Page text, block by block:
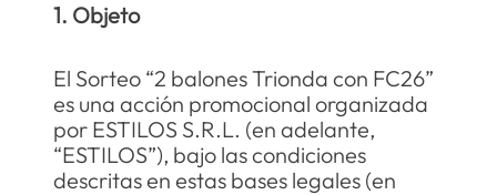
laptop
terrex
spiderman
lavadora
1. Objeto
El Sorteo “2 balones Trionda con FC26”
es una acción promocional organizada
por ESTILOS S.R.L. (en adelante,
“ESTILOS”), bajo las condiciones
descritas en estas bases legales (en